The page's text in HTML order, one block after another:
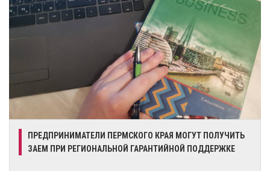
​ПРЕДПРИНИМАТЕЛИ ПЕРМСКОГО КРАЯ МОГУТ ПОЛУЧИТЬ
ЗАЕМ ПРИ РЕГИОНАЛЬНОЙ ГАРАНТИЙНОЙ ПОДДЕРЖКЕ